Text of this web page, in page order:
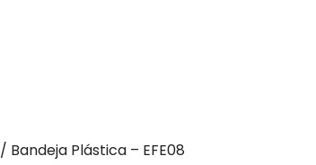
/ Bandeja Plástica – EFE08